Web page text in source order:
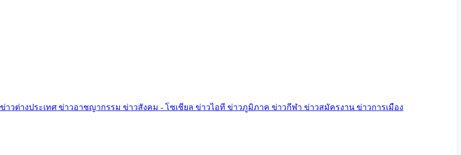
ข่าวต่างประเทศ ข่าวอาชญากรรม ข่าวสังคม - โซเชียล ข่าวไอที ข่าวภูมิภาค ข่าวกีฬา ข่าวสมัครงาน ข่าวการเมือง